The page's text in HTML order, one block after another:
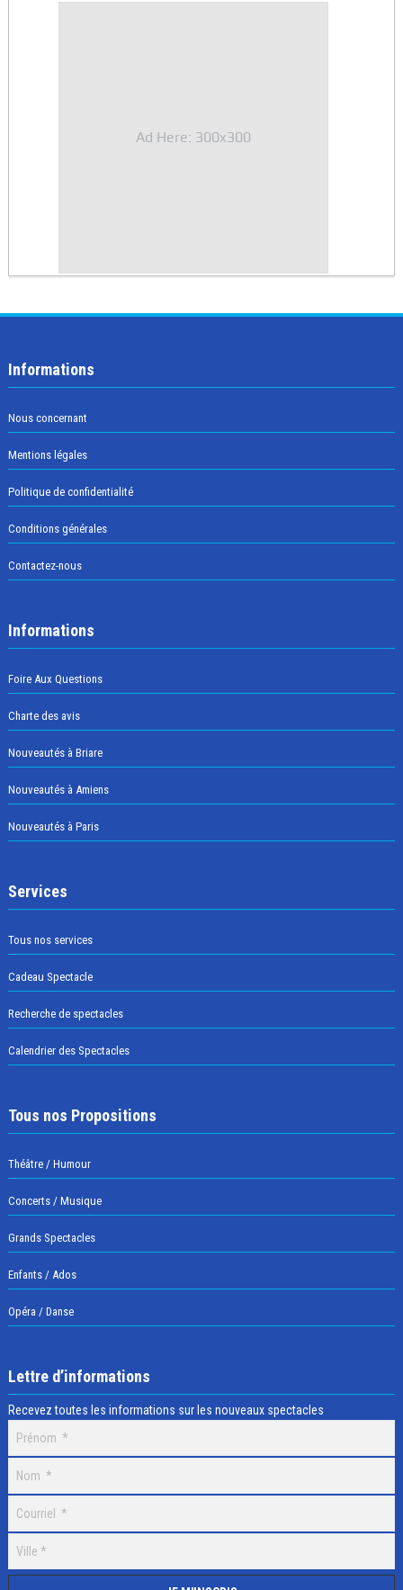
Ad Here: 300x300
Informations
Nous concernant
Mentions légales
Politique de confidentialité
Conditions générales
Contactez-nous
Informations
Foire Aux Questions
Charte des avis
Nouveautés à Briare
Nouveautés à Amiens
Nouveautés à Paris
Services
Tous nos services
Cadeau Spectacle
Recherche de spectacles
Calendrier des Spectacles
Tous nos Propositions
Théâtre / Humour
Concerts / Musique
Grands Spectacles
Enfants / Ados
Opéra / Danse
Lettre d’informations
Recevez toutes les informations sur les nouveaux spectacles